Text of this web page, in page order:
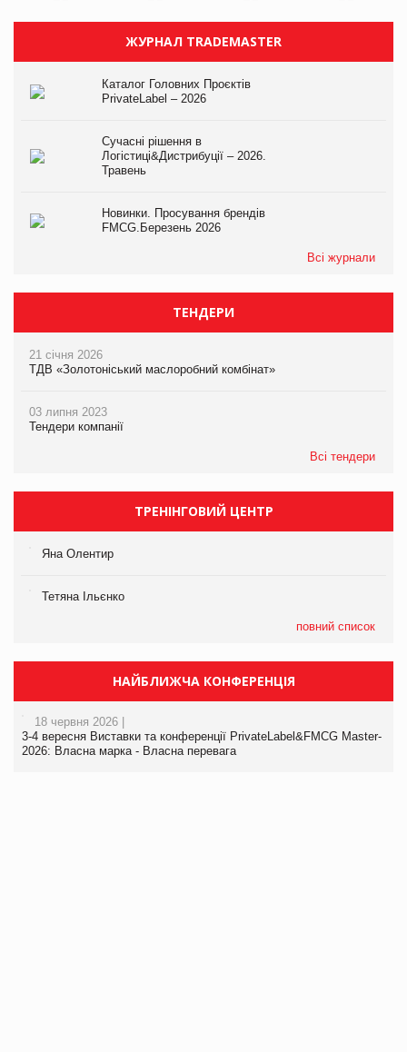
ЖУРНАЛ TRADEMASTER
Каталог Головних Проєктів
PrivateLabel – 2026
Сучасні рішення в
Логістиці&Дистрибуції – 2026.
Травень
Новинки. Просування брендів
FMCG.Березень 2026
Всі журнали
ТЕНДЕРИ
21 січня 2026
ТДВ «Золотоніський маслоробний комбінат»
03 липня 2023
Тендери компанії
Всі тендери
ТРЕНІНГОВИЙ ЦЕНТР
Яна Олентир
Тетяна Ільєнко
повний список
НАЙБЛИЖЧА КОНФЕРЕНЦІЯ
18 червня 2026 |
3-4 вересня Виставки та конференції PrivateLabel&FMCG Master-
2026: Власна марка - Власна перевага